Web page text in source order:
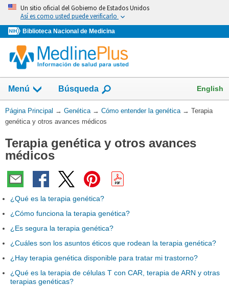
Omita
vaya
al
Contenido
Un sitio oficial del Gobierno de Estados Unidos
Así es como usted puede verificarlo
Biblioteca Nacional de Medicina
Menú
Mostrar
campo
de
Búsqueda English
Usted
está
Página Principal → Genética → Cómo entender la genética → Terapia
genética y otros avances médicos
Terapia genética y otros avances
médicos
¿Qué es la terapia genética?
¿Cómo funciona la terapia genética?
¿Es segura la terapia genética?
¿Cuáles son los asuntos éticos que rodean la terapia genética?
¿Hay terapia genética disponible para tratar mi trastorno?
¿Qué es la terapia de células T con CAR, terapia de ARN y otras
terapias genéticas?